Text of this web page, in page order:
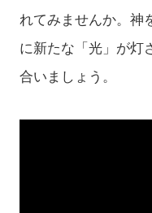
れてみませんか。神
に新たな「光」が灯
合いましょう。